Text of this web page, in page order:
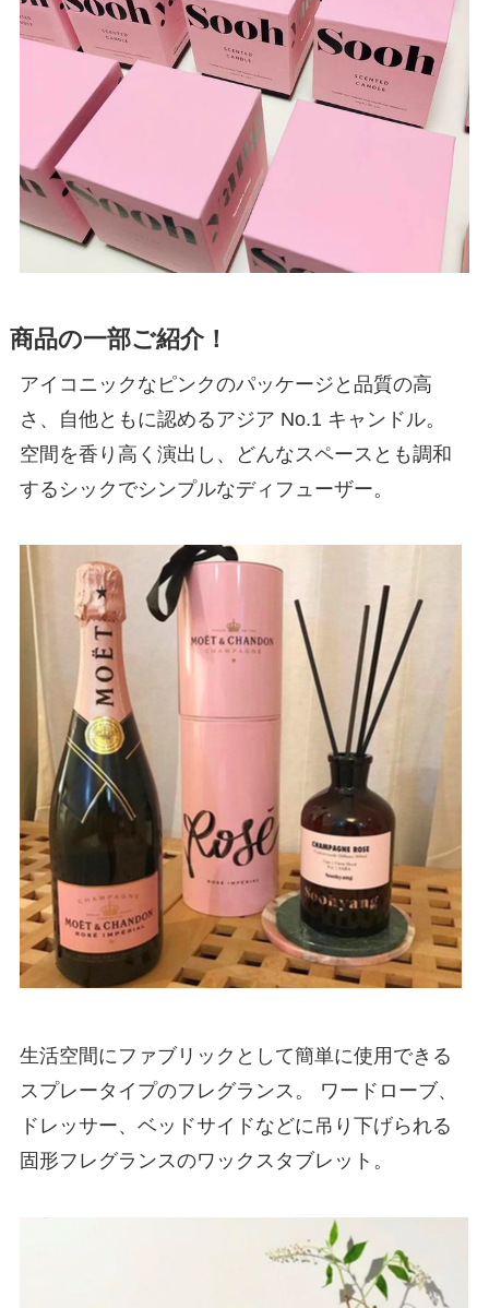
商品の一部ご紹介！
アイコニックなピンクのパッケージと品質の高
さ、自他ともに認めるアジア No.1 キャンドル。
空間を香り高く演出し、どんなスペースとも調和
するシックでシンプルなディフューザー。
生活空間にファブリックとして簡単に使用できる
スプレータイプのフレグランス。 ワードローブ、
ドレッサー、ベッドサイドなどに吊り下げられる
固形フレグランスのワックスタブレット。